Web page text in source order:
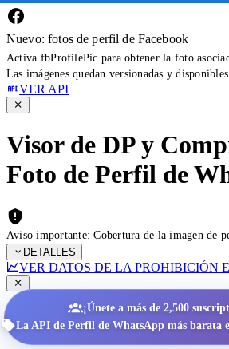
Nuevo: fotos de perfil de Facebook
Activa fbProfilePic para obtener la foto
Las imágenes quedan versionadas y disponibles
VER API
Visor de DP y
Foto de Perfil de
Aviso importante: Cobertura de la imagen de
DETALLES
VER DATOS DE LA PROHIBICIÓN
¡Únete a más de 2,500
La API de Perfil de WhatsApp más barata